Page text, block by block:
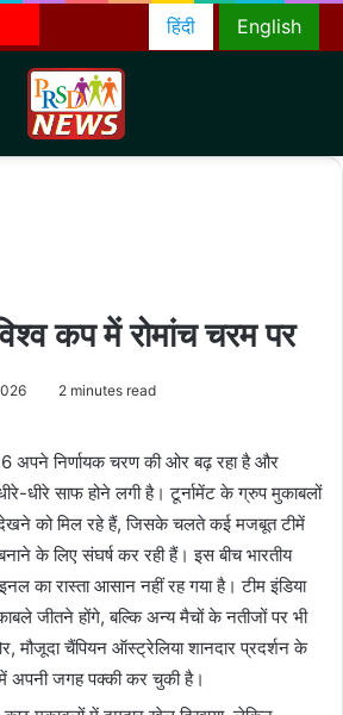
English
हिंदी
कप में रोमांच चरम पर
2 minutes read
अपने निर्णायक चरण की ओर बढ़ रहा है और
धीरे साफ होने लगी है। टूर्नामेंट के ग्रुप मुकाबलों
देखने को मिल रहे हैं, जिसके चलते कई मजबूत टीमें
के लिए संघर्ष कर रही हैं। इस बीच भारतीय
का रास्ता आसान नहीं रह गया है। टीम इंडिया
जीतने होंगे, बल्कि अन्य मैचों के नतीजों पर भी
मौजूदा चैंपियन ऑस्ट्रेलिया शानदार प्रदर्शन के
अपनी जगह पक्की कर चुकी है।